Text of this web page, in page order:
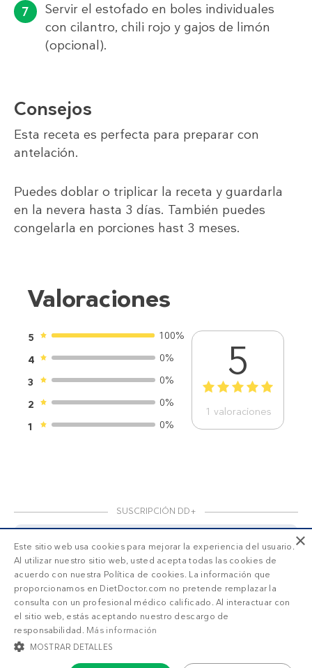
Servir el estofado en boles individuales
con cilantro, chili rojo y gajos de limón
(opcional).
Consejos
Esta receta es perfecta para preparar con
antelación.
Puedes doblar o triplicar la receta y guardarla
en la nevera hasta 3 días. También puedes
congelarla en porciones hast 3 meses.
Valoraciones
5
100%
4
0%
3
0%
2
0%
1
0%
5
1 2 3 4 5
1 valoraciones
SUSCRIPCIÓN DD+
Accede amenús personalizados.
¡Haz una prueba GRATIS!
¿Qué estás buscando?
Adelgazar Sentirme bien
×
Este sitio web usa cookies para mejorar la experiencia del usuario.
Al utilizar nuestro sitio web, usted acepta todas las cookies de
acuerdo con nuestra Política de cookies. La información que
proporcionamos en DietDoctor.com no pretende remplazar la
consulta con un profesional médico calificado. Al interactuar con
el sitio web, estás aceptando nuestro descargo de
responsabilidad. Más información
MOSTRAR DETALLES